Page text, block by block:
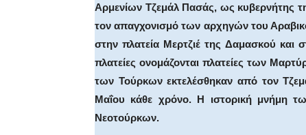
Αρμενίων Τζεμάλ Πασάς, ως κυβερνήτης
τον απαγχονισμό των αρχηγών του
στην πλατεία Μερτζιέ της Δαμασκού
πλατείες ονομάζονται πλατείες των
των Τούρκων εκτελέσθηκαν από τον
Μαΐου κάθε χρόνο. Η ιστορική μνήμη
Νεοτούρκων.